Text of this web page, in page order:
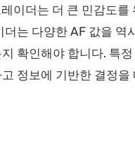
이더는 더 큰 민감도
는 다양한 AF 값을 역
확인해야 합니다. 특
정보에 기반한 결정